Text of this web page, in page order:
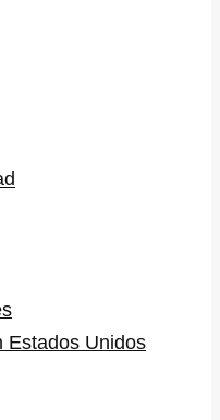
Estados Unidos